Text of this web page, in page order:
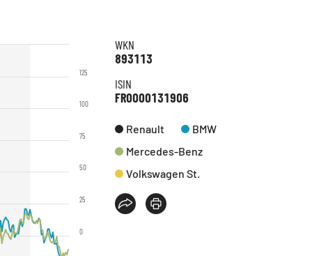
0
25
50
75
100
125
WKN
893113
ISIN
FR0000131906
Renault
BMW
Mercedes-Benz
Volkswagen St.